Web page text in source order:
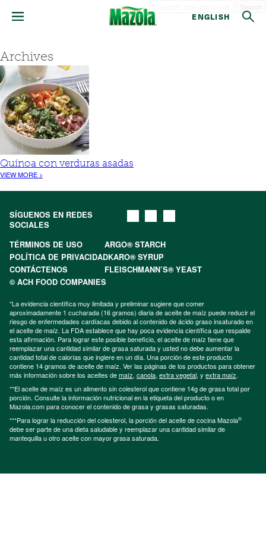
ENGLISH
Archives
Quínoa con verduras asadas
VIEW MORE >
SÍGUENOS EN REDES
SOCIALES
TÉRMINOS DE USO
ARGO® STARCH
POLÍTICA DE PRIVACIDADKARO® SYRUP
CONTÁCTENOS
FLEISCHMANN’S® YEAST
© ACH FOOD COMPANIES
*La evidencia científica muy limitada y preliminar sugiere que comer
aproximadamente 1 cucharada (16 gramos) diaria de aceite de maíz puede reducir el
riesgo de enfermedades cardíacas debido al contenido de ácido graso insaturado en
el aceite de maíz. La FDA establece que hay poca evidencia científica que respalde
esta afirmación. Para lograr este posible beneficio, el aceite de maíz tiene que
reemplazar una cantidad similar de grasa saturada y usted no debe aumentar la
cantidad total de calorías que ingiere en un día. Una porción de este producto
contiene 14 gramos de aceite de maíz. Ver las páginas de los productos para obtener
más información sobre los aceites demaíz, canola, extra vegetal, y extra maíz.
**El aceite de maíz es un alimento sin colesterol que contiene 14g de grasa total por
porción. Consulte la información nutricional en la etiqueta del producto o en
Mazola.com para conocer el contenido de grasa y grasas saturadas.
***Para lograr la reducción del colesterol, la porción del aceite de cocina Mazola®
debe ser parte de una dieta saludable y reemplazar una cantidad similar de
mantequilla u otro aceite con mayor grasa saturada.